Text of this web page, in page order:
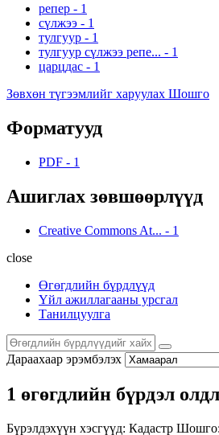
репер - 1
сүлжээ - 1
тулгуур - 1
тулгуур сүлжээ репе... - 1
царцдас - 1
Зөвхөн түгээмлийг харуулах Шошго
Форматууд
PDF - 1
Ашиглах зөвшөөрлүүд
Creative Commons At... - 1
close
Өгөгдлийн бүрдлүүд
Үйл ажиллагааны урсгал
Танилцуулга
Дараахаар эрэмбэлэх
1 өгөгдлийн бүрдэл
Бүрэлдэхүүн хэсгүүд: Кадастр Шошго: